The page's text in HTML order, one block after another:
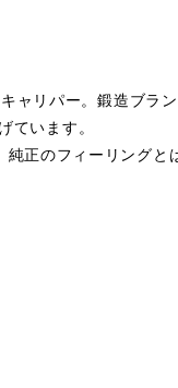
ャリパー。鍛造ブラ
ています。
正のフィーリングと